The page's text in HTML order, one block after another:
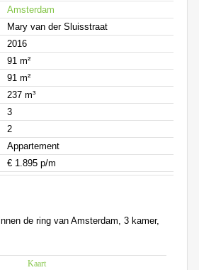
Amsterdam
Mary van der Sluisstraat
2016
91 m²
91 m²
237 m³
3
2
Appartement
€ 1.895 p/m
de ring van Amsterdam, 3 kamer,
Kaart